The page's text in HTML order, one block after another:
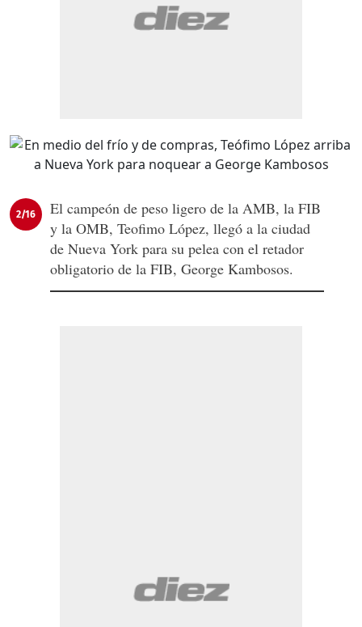
2/16
El campeón de peso ligero de la AMB, la FIB
y la OMB, Teofimo López, llegó a la ciudad
de Nueva York para su pelea con el retador
obligatorio de la FIB, George Kambosos.